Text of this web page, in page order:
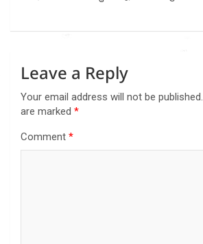
Leave a Reply
Your email address will not be published.
are marked *
Comment *